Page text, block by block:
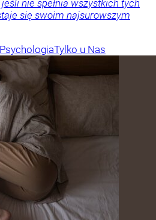
nie spełnia wszystkich tych
się swoim najsurowszym
PsychologiaTylko u Nas